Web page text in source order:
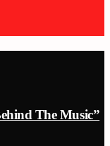
The Music”